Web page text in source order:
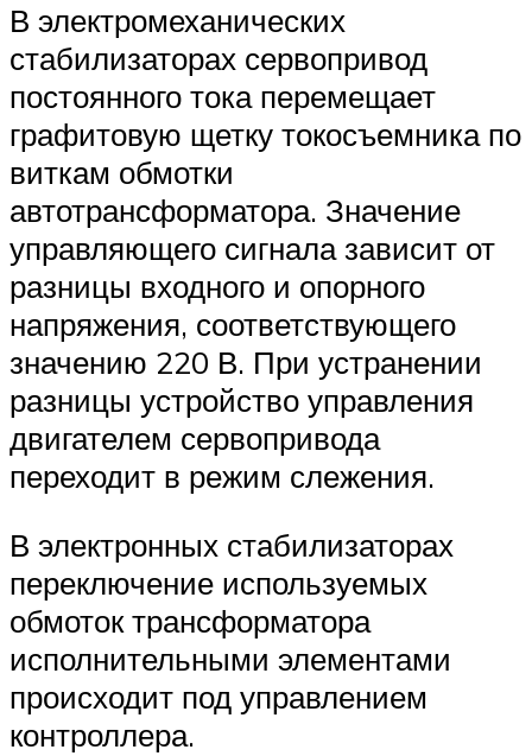
В электромеханических
стабилизаторах сервопривод
постоянного тока перемещает
графитовую щетку токосъемника по
виткам обмотки
автотрансформатора. Значение
управляющего сигнала зависит от
разницы входного и опорного
напряжения, соответствующего
значению 220 В. При устранении
разницы устройство управления
двигателем сервопривода
переходит в режим слежения.
В электронных стабилизаторах
переключение используемых
обмоток трансформатора
исполнительными элементами
происходит под управлением
контроллера.